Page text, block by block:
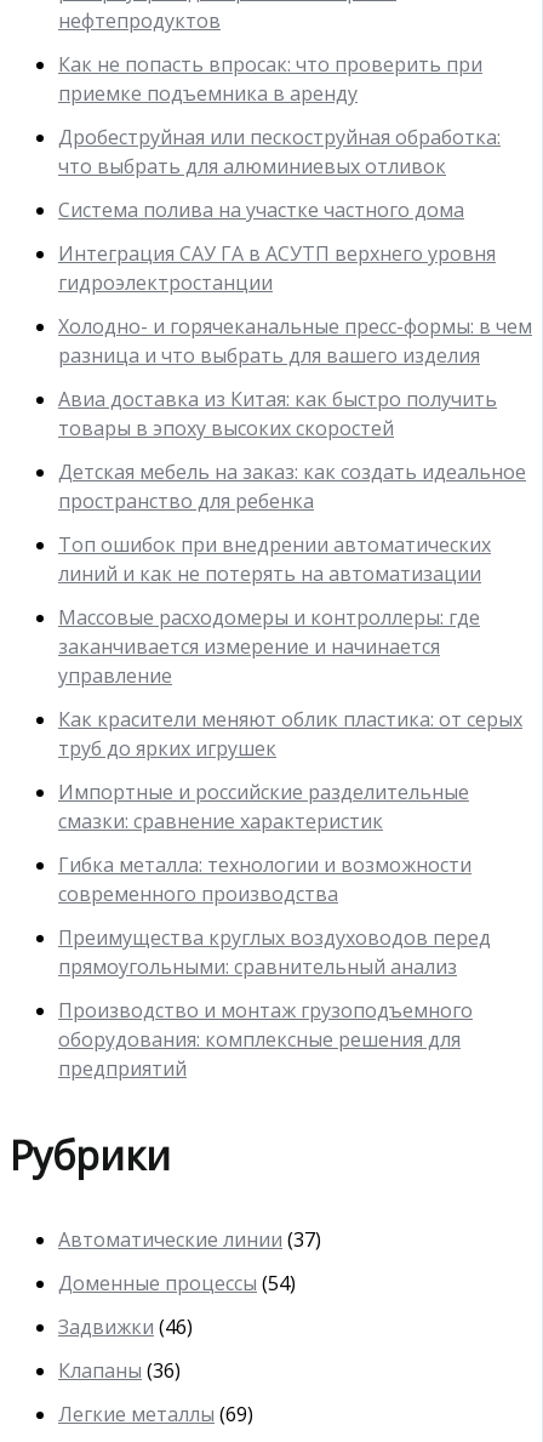
нефтепродуктов
Как не попасть впросак: что проверить при
приемке подъемника в аренду
Дробеструйная или пескоструйная обработка:
что выбрать для алюминиевых отливок
Система полива на участке частного дома
Интеграция САУ ГА в АСУТП верхнего уровня
гидроэлектростанции
Холодно- и горячеканальные пресс-формы: в чем
разница и что выбрать для вашего изделия
Авиа доставка из Китая: как быстро получить
товары в эпоху высоких скоростей
Детская мебель на заказ: как создать идеальное
пространство для ребенка
Топ ошибок при внедрении автоматических
линий и как не потерять на автоматизации
Массовые расходомеры и контроллеры: где
заканчивается измерение и начинается
управление
Как красители меняют облик пластика: от серых
труб до ярких игрушек
Импортные и российские разделительные
смазки: сравнение характеристик
Гибка металла: технологии и возможности
современного производства
Преимущества круглых воздуховодов перед
прямоугольными: сравнительный анализ
Производство и монтаж грузоподъемного
оборудования: комплексные решения для
предприятий
Рубрики
Автоматические линии (37)
Доменные процессы (54)
Задвижки (46)
Клапаны (36)
Легкие металлы (69)